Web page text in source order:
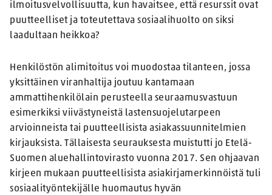
ilmoitusvelvollisuutta, kun havaitsee, että resurssit ovat
puutteelliset ja toteutettava sosiaalihuolto on siksi
laadultaan heikkoa?
Henkilöstön alimitoitus voi muodostaa tilanteen, jossa
yksittäinen viranhaltija joutuu kantamaan
ammattihenkilölain perusteella seuraamusvastuun
esimerkiksi viivästyneistä lastensuojelutarpeen
arvioinneista tai puutteellisista asiakassuunnitelmien
kirjauksista. Tällaisesta seurauksesta muistutti jo Etelä-
Suomen aluehallintovirasto vuonna 2017. Sen ohjaavan
kirjeen mukaan puutteellisista asiakirjamerkinnöistä tuli
sosiaalityöntekijälle huomautus hyvän